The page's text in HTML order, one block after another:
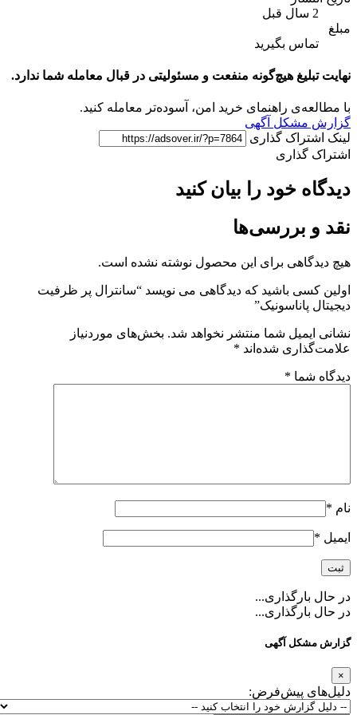
بگیرید
هیچ‌گونه منفعت و مسئولیتی در قبال معامله شما ندارد.
راهنمای خرید امن، آسوده‌تر معامله کنید.
آگهی
گذاری
خود را بیان کنید
بررسی‌ها
برای این محصول نوشته نشده است.
باشید که دیدگاهی می نویسد “سانترال پر ظرفیت
شما منتشر نخواهد شد. بخش‌های موردنیاز
شده‌اند*
*
آگهی
پیش‌فرض: